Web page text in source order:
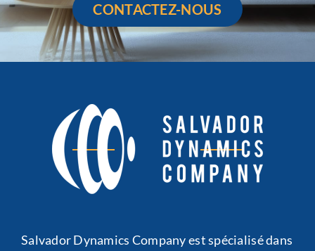
CONTACTEZ-NOUS
Salvador Dynamics Company est spécialisé dans